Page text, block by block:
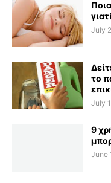
July
το
July
9
June